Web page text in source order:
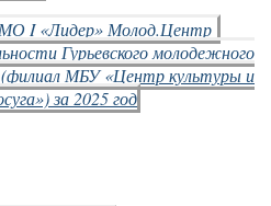
МО I «Лидер» Молод.Центр
Гурьевского молодежного
МБУ «Центр культуры и
за 2025 год